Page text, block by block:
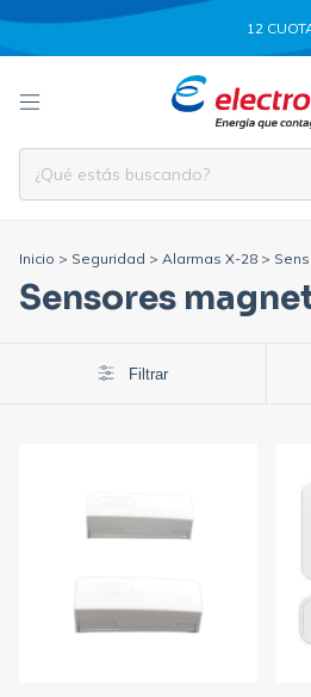
12
Inicio > Seguridad > Alarmas X-28 >
Sensores
Filtrar